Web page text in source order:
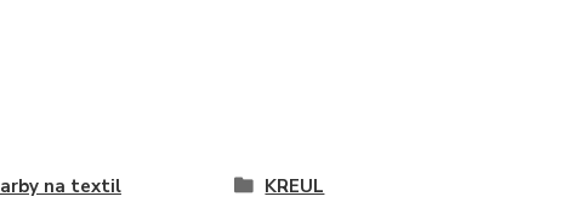
na textil
KREUL